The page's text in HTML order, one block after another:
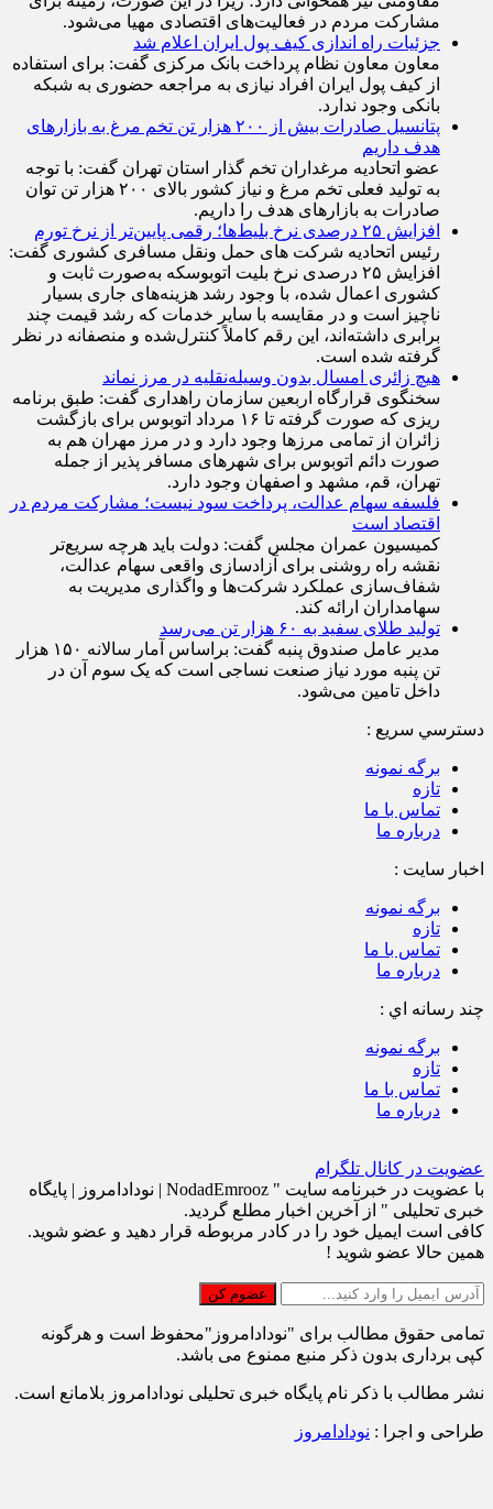
جزئیات راه اندازی کیف پول ایران اعلام شد
معاون معاون نظام پرداخت بانک مرکزی گفت: برای استفاده
از کیف پول ایران افراد نیازی به مراجعه حضوری به شبکه
بانکی وجود ندارد.
هدف داریم
عضو اتحادیه مرغداران تخم گذار استان تهران گفت: با توجه
به تولید فعلی تخم مرغ و نیاز کشور بالای ۲۰۰ هزار تن توان
صادرات به بازار‌های هدف را داریم.
افزایش ۲۵ درصدی نرخ بلیط‌ها؛ رقمی پایین‌تر از نرخ تورم
رئیس اتحادیه شرکت های حمل ونقل مسافری کشوری گفت:
افزایش ۲۵ درصدی نرخ بلیت اتوبوسکه به‌صورت ثابت و
کشوری اعمال شده، با وجود رشد هزینه‌های جاری بسیار
ناچیز است و در مقایسه با سایر خدمات که رشد قیمت چند
برابری داشته‌اند، این رقم کاملاً کنترل‌شده و منصفانه در نظر
گرفته شده است.
هیچ زائری امسال بدون وسیله‌نقلیه در مرز نماند
سخنگوی قرارگاه اربعین سازمان راهداری گفت: طبق برنامه
ریزی که صورت گرفته تا ۱۶ مرداد اتوبوس برای بازگشت
زائران از تمامی مرز‌ها وجود دارد و در مرز مهران هم به
صورت دائم اتوبوس برای شهر‌های مسافر پذیر از جمله
تهران، قم، مشهد و اصفهان وجود دارد.
فلسفه سهام عدالت، پرداخت سود نیست؛ مشارکت مردم در
اقتصاد است
کمیسیون عمران مجلس گفت: دولت باید هرچه سریع‌تر
نقشه راه روشنی برای آزادسازی واقعی سهام عدالت،
شفاف‌سازی عملکرد شرکت‌ها و واگذاری مدیریت به
سهامداران ارائه کند.
تولید طلای سفید به ۶۰ هزار تن می‌رسد
تن پنبه مورد نیاز صنعت نساجی است که یک سوم آن در
داخل تامین می‌شود.
تازه
تماس با ما
درباره ما
تازه
تماس با ما
درباره ما
تازه
تماس با ما
درباره ما
خبری تحلیلی " از آخرین اخبار مطلع گردید.
کافی است ایمیل خود را در کادر مربوطه قرار دهید و عضو شوید.
همین حالا عضو شوید !
کپی برداری بدون ذکر منبع ممنوع می باشد.